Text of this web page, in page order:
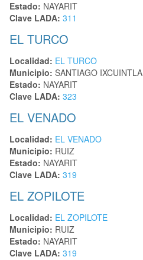
Estado: NAYARIT
Clave LADA: 311
EL TURCO
Localidad: EL TURCO
Municipio: SANTIAGO IXCUINTLA
Estado: NAYARIT
Clave LADA: 323
EL VENADO
Localidad: EL VENADO
Municipio: RUIZ
Estado: NAYARIT
Clave LADA: 319
EL ZOPILOTE
Localidad: EL ZOPILOTE
Municipio: RUIZ
Estado: NAYARIT
Clave LADA: 319